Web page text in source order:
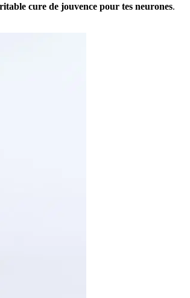
cure de jouvence pour tes neurones.